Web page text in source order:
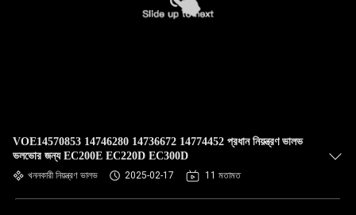
VOE14570853 14746280 14736672 14774452 প্রধান নিয়ন্ত্রণ ভালভ
ভলভোর জন্য EC200E EC220D EC300D
খননকারী নিয়ন্ত্রণ ভালভ 2025-02-17 11 মতামত